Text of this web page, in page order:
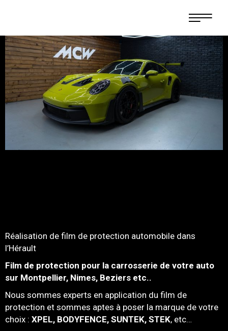
Réalisation de film de protection automobile dans
l’Hérault
Film de protection pour la carrosserie de votre auto
sur Montpellier, Nimes, Beziers etc..
Nous sommes experts en application du film de
protection et sommes aptes à poser la marque de votre
choix : XPEL, BODYFENCE, SUNTEK, STEK, etc…